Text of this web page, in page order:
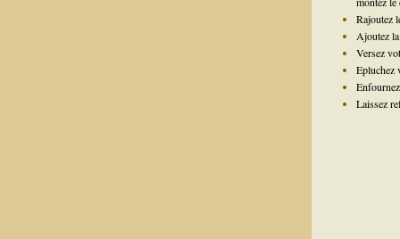
Rajoutez
Ajoutez
Versez
Epluchez
Laissez